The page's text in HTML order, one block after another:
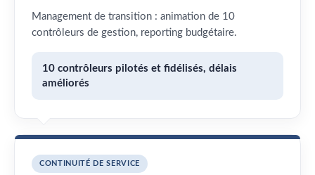
Management de transition : animation de 10
contrôleurs de gestion, reporting budgétaire.
10 contrôleurs pilotés et fidélisés, délais
améliorés
CONTINUITÉ DE SERVICE